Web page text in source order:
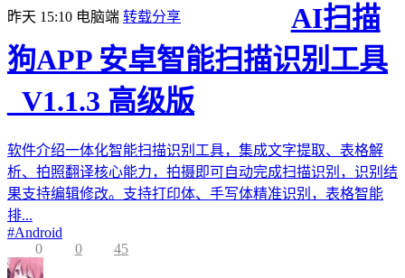
昨天 15:10 电脑端 转载分享
AI扫描
狗APP 安卓智能扫描识别工具
_V1.1.3 高级版
软件介绍一体化智能扫描识别工具，集成文字提取、表格解
析、拍照翻译核心能力，拍摄即可自动完成扫描识别，识别结
果支持编辑修改。支持打印体、手写体精准识别，表格智能
排...
#Android
0
0 45